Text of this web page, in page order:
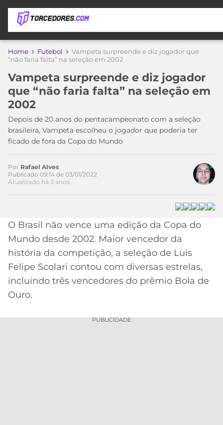
APOSTAS
DE
APOSTA
MELHORES
SITES
DE
APOSTAS
2026
CÓDIGO
DE
INDICAÇÃO
BET365
COPA
DO
MUNDO
TIMES
MEU
TIME
CORINTHIANS
SÃO
PAULO
CAMPEONATOS
A
LIBERTADORES
COPA
MERCADO
DA
BOLA
Home Futebol
Vampeta surpreende e diz jogador que
“não faria falta” na seleção em 2002
Vampeta surpreende e diz jogador
que “não faria falta” na seleção em
2002
Depois de 20 anos do pentacampeonato com a seleção
brasileira, Vampeta escolheu o jogador que poderia ter
ficado de fora da Copa do Mundo
Por Rafael Alves
Publicado 09:14 de 03/01/2022
Atualizado há 3 anos
O Brasil não vence uma edição da Copa do
Mundo desde 2002. Maior vencedor da
história da competição, a seleção de Luis
Felipe Scolari contou com diversas estrelas,
incluindo três vencedores do prêmio Bola de
Ouro.
PUBLICIDADE